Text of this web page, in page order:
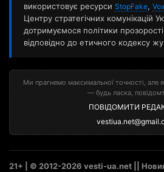
використовує ресурси StopFake,
Центру стратегічних комунікацій
дотримуємося політики
відповідно до етичного кодексу
Ми прагнемо максимальної точності, але
— будь ласка,
ПОВІДОМИТИ
21+ | © 2012-2026 vesti-ua.net ||